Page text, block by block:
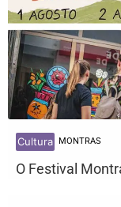
Cultura MONTRAS
O Festival